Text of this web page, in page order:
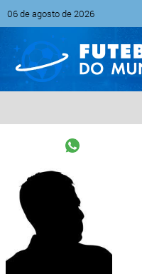
06 de agosto de 2026